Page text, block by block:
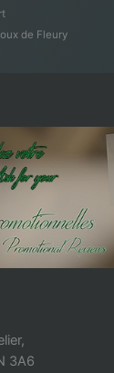
de Fleury
3A6